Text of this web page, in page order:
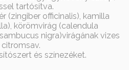
tartósítva.
(zingiber officinalis), kamilla
körömvirág (calendula
nigra)virágának vizes
és színezéket.